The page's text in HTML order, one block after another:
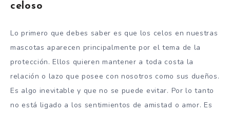
celoso
Lo primero que debes saber es que los celos en nuestras
mascotas aparecen principalmente por el tema de la
protección. Ellos quieren mantener a toda costa la
relación o lazo que posee con nosotros como sus dueños.
Es algo inevitable y que no se puede evitar. Por lo tanto
no está ligado a los sentimientos de amistad o amor. Es